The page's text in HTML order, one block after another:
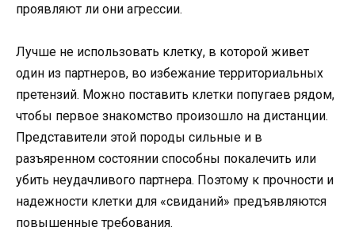
проявляют ли они агрессии.
Лучше не использовать клетку, в которой живет
один из партнеров, во избежание территориальных
претензий. Можно поставить клетки попугаев рядом,
чтобы первое знакомство произошло на дистанции.
Представители этой породы сильные и в
разъяренном состоянии способны покалечить или
убить неудачливого партнера. Поэтому к прочности и
надежности клетки для «свиданий» предъявляются
повышенные требования.